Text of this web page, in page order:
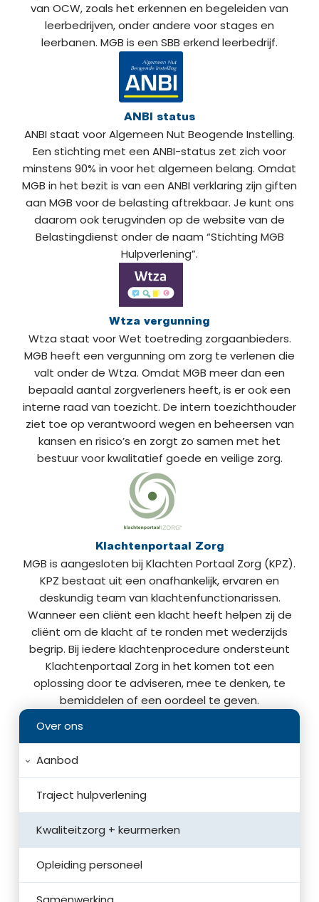
van OCW, zoals het erkennen en begeleiden van
leerbedrijven, onder andere voor stages en
leerbanen. MGB is een SBB erkend leerbedrijf.
ANBI status
ANBI staat voor Algemeen Nut Beogende Instelling.
Een stichting met een ANBI-status zet zich voor
minstens 90% in voor het algemeen belang. Omdat
MGB in het bezit is van een ANBI verklaring zijn giften
aan MGB voor de belasting aftrekbaar. Je kunt ons
daarom ook terugvinden op de website van de
Belastingdienst onder de naam “Stichting MGB
Hulpverlening”.
Wtza vergunning
Wtza staat voor Wet toetreding zorgaanbieders.
MGB heeft een vergunning om zorg te verlenen die
valt onder de Wtza. Omdat MGB meer dan een
bepaald aantal zorgverleners heeft, is er ook een
interne raad van toezicht. De intern toezichthouder
ziet toe op verantwoord wegen en beheersen van
kansen en risico’s en zorgt zo samen met het
bestuur voor kwalitatief goede en veilige zorg.
Klachtenportaal Zorg
MGB is aangesloten bij Klachten Portaal Zorg (KPZ).
KPZ bestaat uit een onafhankelijk, ervaren en
deskundig team van klachtenfunctionarissen.
Wanneer een cliënt een klacht heeft helpen zij de
cliënt om de klacht af te ronden met wederzijds
begrip. Bij iedere klachtenprocedure ondersteunt
Klachtenportaal Zorg in het komen tot een
oplossing door te adviseren, mee te denken, te
bemiddelen of een oordeel te geven.
Over ons
Aanbod
Traject hulpverlening
Kwaliteitzorg + keurmerken
Opleiding personeel